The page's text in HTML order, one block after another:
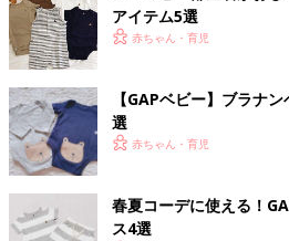
アイテム5選
赤ちゃん・育児
【GAPベビー】ブラナ
選
赤ちゃん・育児
春夏コーデに使える！
ス4選